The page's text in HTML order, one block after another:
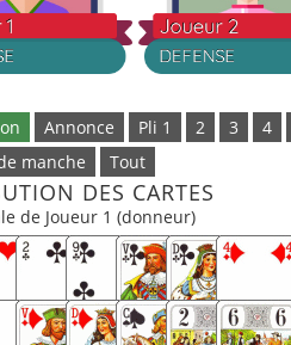
Annonce Pli 1 2 3 4
manche Tout
DES CARTES
de Joueur 1 (donneur)